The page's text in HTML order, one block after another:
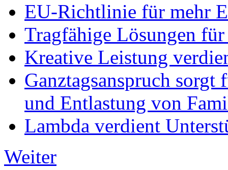
EU-Richtlinie für mehr
Tragfähige Lösungen
Kreative Leistung
Ganztagsanspruch
und Entlastung von
Lambda verdient
Weiter